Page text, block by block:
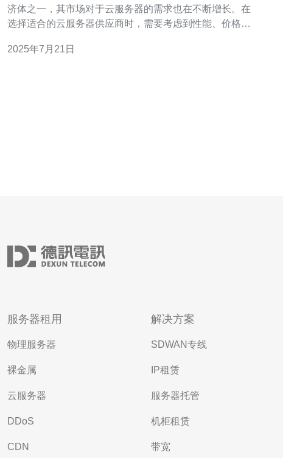
济体之一，其市场对于云服务器的需求也在不断增长。在
选择适合的云服务器供应商时，需要考虑到性能、价格、
务器地址，帮助您在海量信息中快速找到合适的服务商。
2025年7月21日
服务器租用
物理服务器
裸金属
云服务器
DDoS
CDN
解决方案
SDWAN专线
IP租赁
服务器托管
机柜租赁
带宽